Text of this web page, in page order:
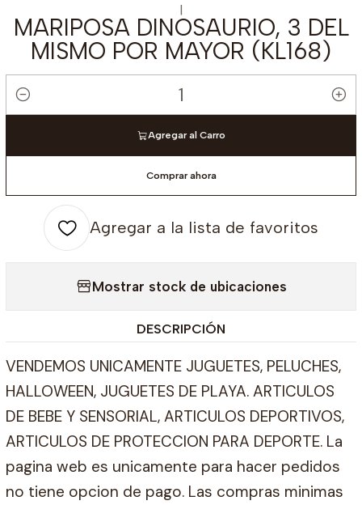
|
MARIPOSA DINOSAURIO, 3 DEL
MISMO POR MAYOR (KL168)
Cantidad
Agregar al Carro
Comprar ahora
Agregar a la lista de favoritos
Mostrar stock de ubicaciones
DESCRIPCIÓN
VENDEMOS UNICAMENTE JUGUETES, PELUCHES,
HALLOWEEN, JUGUETES DE PLAYA. ARTICULOS
DE BEBE Y SENSORIAL, ARTICULOS DEPORTIVOS,
ARTICULOS DE PROTECCION PARA DEPORTE. La
pagina web es unicamente para hacer pedidos
no tiene opcion de pago. Las compras minimas